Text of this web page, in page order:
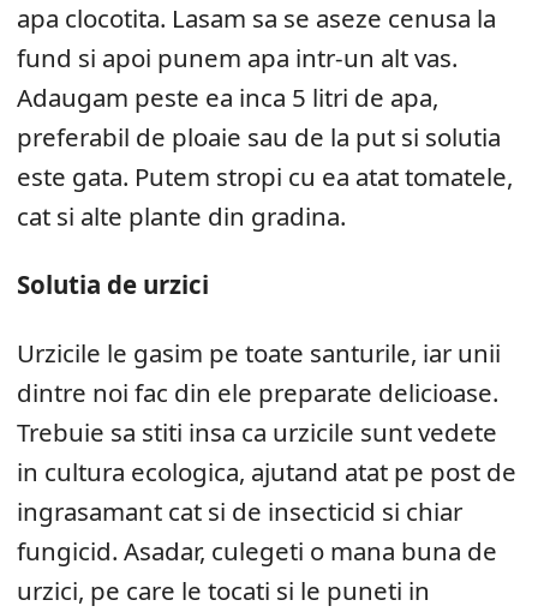
apa clocotita. Lasam sa se aseze cenusa la
fund si apoi punem apa intr-un alt vas.
Adaugam peste ea inca 5 litri de apa,
preferabil de ploaie sau de la put si solutia
este gata. Putem stropi cu ea atat tomatele,
cat si alte plante din gradina.
Solutia de urzici
Urzicile le gasim pe toate santurile, iar unii
dintre noi fac din ele preparate delicioase.
Trebuie sa stiti insa ca urzicile sunt vedete
in cultura ecologica, ajutand atat pe post de
ingrasamant cat si de insecticid si chiar
fungicid. Asadar, culegeti o mana buna de
urzici, pe care le tocati si le puneti in